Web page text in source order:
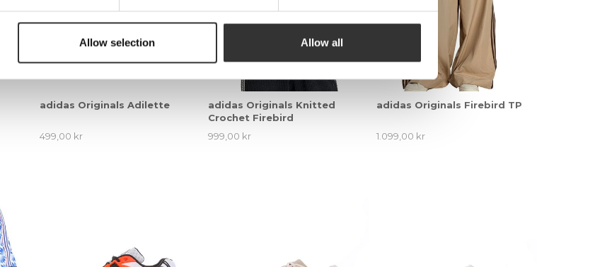
Allow selection Allow all
adidas Originals Adilette
499,00 kr
adidas Originals Knitted
Crochet Firebird
999,00 kr
adidas Originals Firebird TP
1.099,00 kr